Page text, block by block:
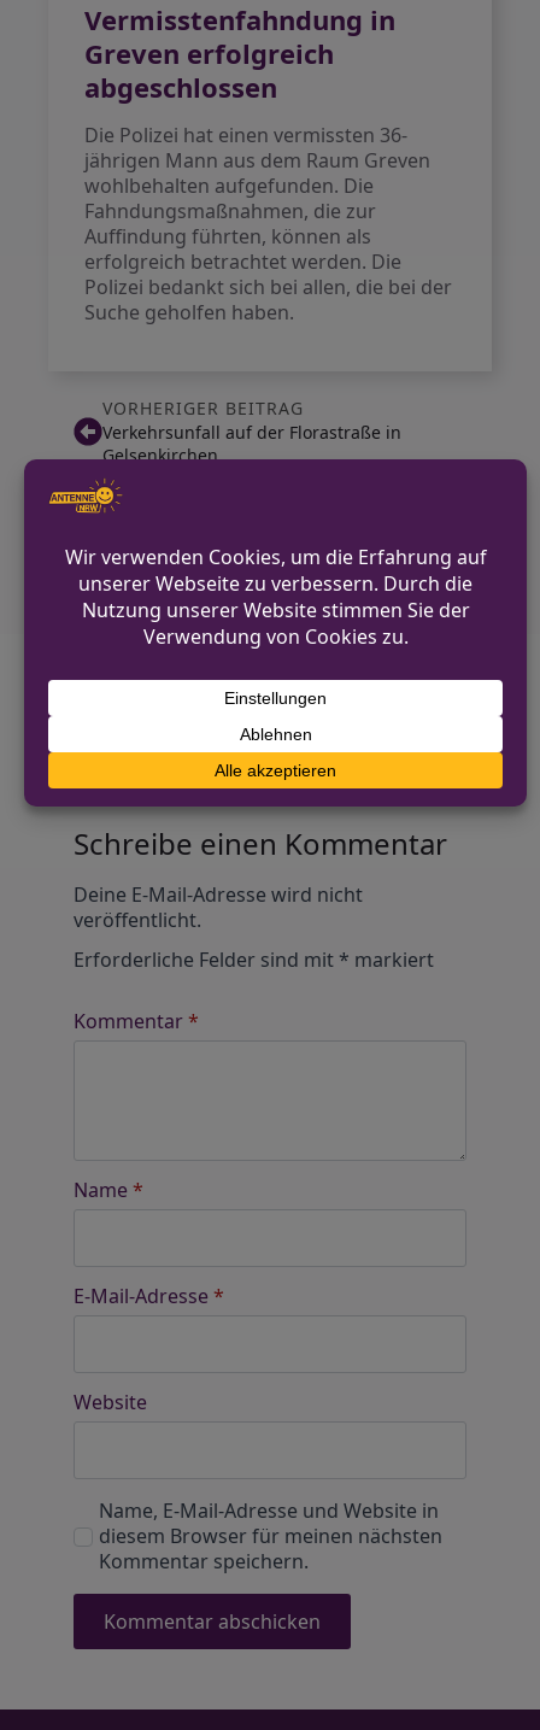
Vermisstenfahndung in
Greven erfolgreich
abgeschlossen
Die Polizei hat einen vermissten 36-
jährigen Mann aus dem Raum Greven
wohlbehalten aufgefunden. Die
Fahndungsmaßnahmen, die zur
Auffindung führten, können als
erfolgreich betrachtet werden. Die
Polizei bedankt sich bei allen, die bei der
Suche geholfen haben.
VORHERIGER BEITRAG
Verkehrsunfall auf der Florastraße in
Gelsenkirchen
PKW-Unfall in Mönchengladbach: Insassen
Diskutiere mit!
Anonym und ganz ohne Anmeldezwang!
Alle Kommentare werden von unserer Redaktion im
Vorfeld geprüft.
Schreibe einen Kommentar
Deine E-Mail-Adresse wird nicht
veröffentlicht.
Erforderliche Felder sind mit* markiert
Kommentar*
Name *
E-Mail-Adresse *
Website
Name, E-Mail-Adresse und Website in
diesem Browser für meinen nächsten
Kommentar speichern.